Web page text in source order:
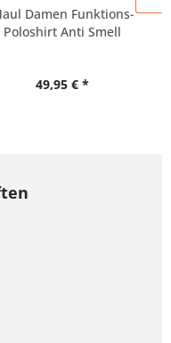
Damen Funktions-
Poloshirt Anti Smell
49,95 € *